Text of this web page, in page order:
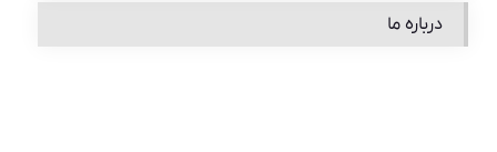
درباره ما